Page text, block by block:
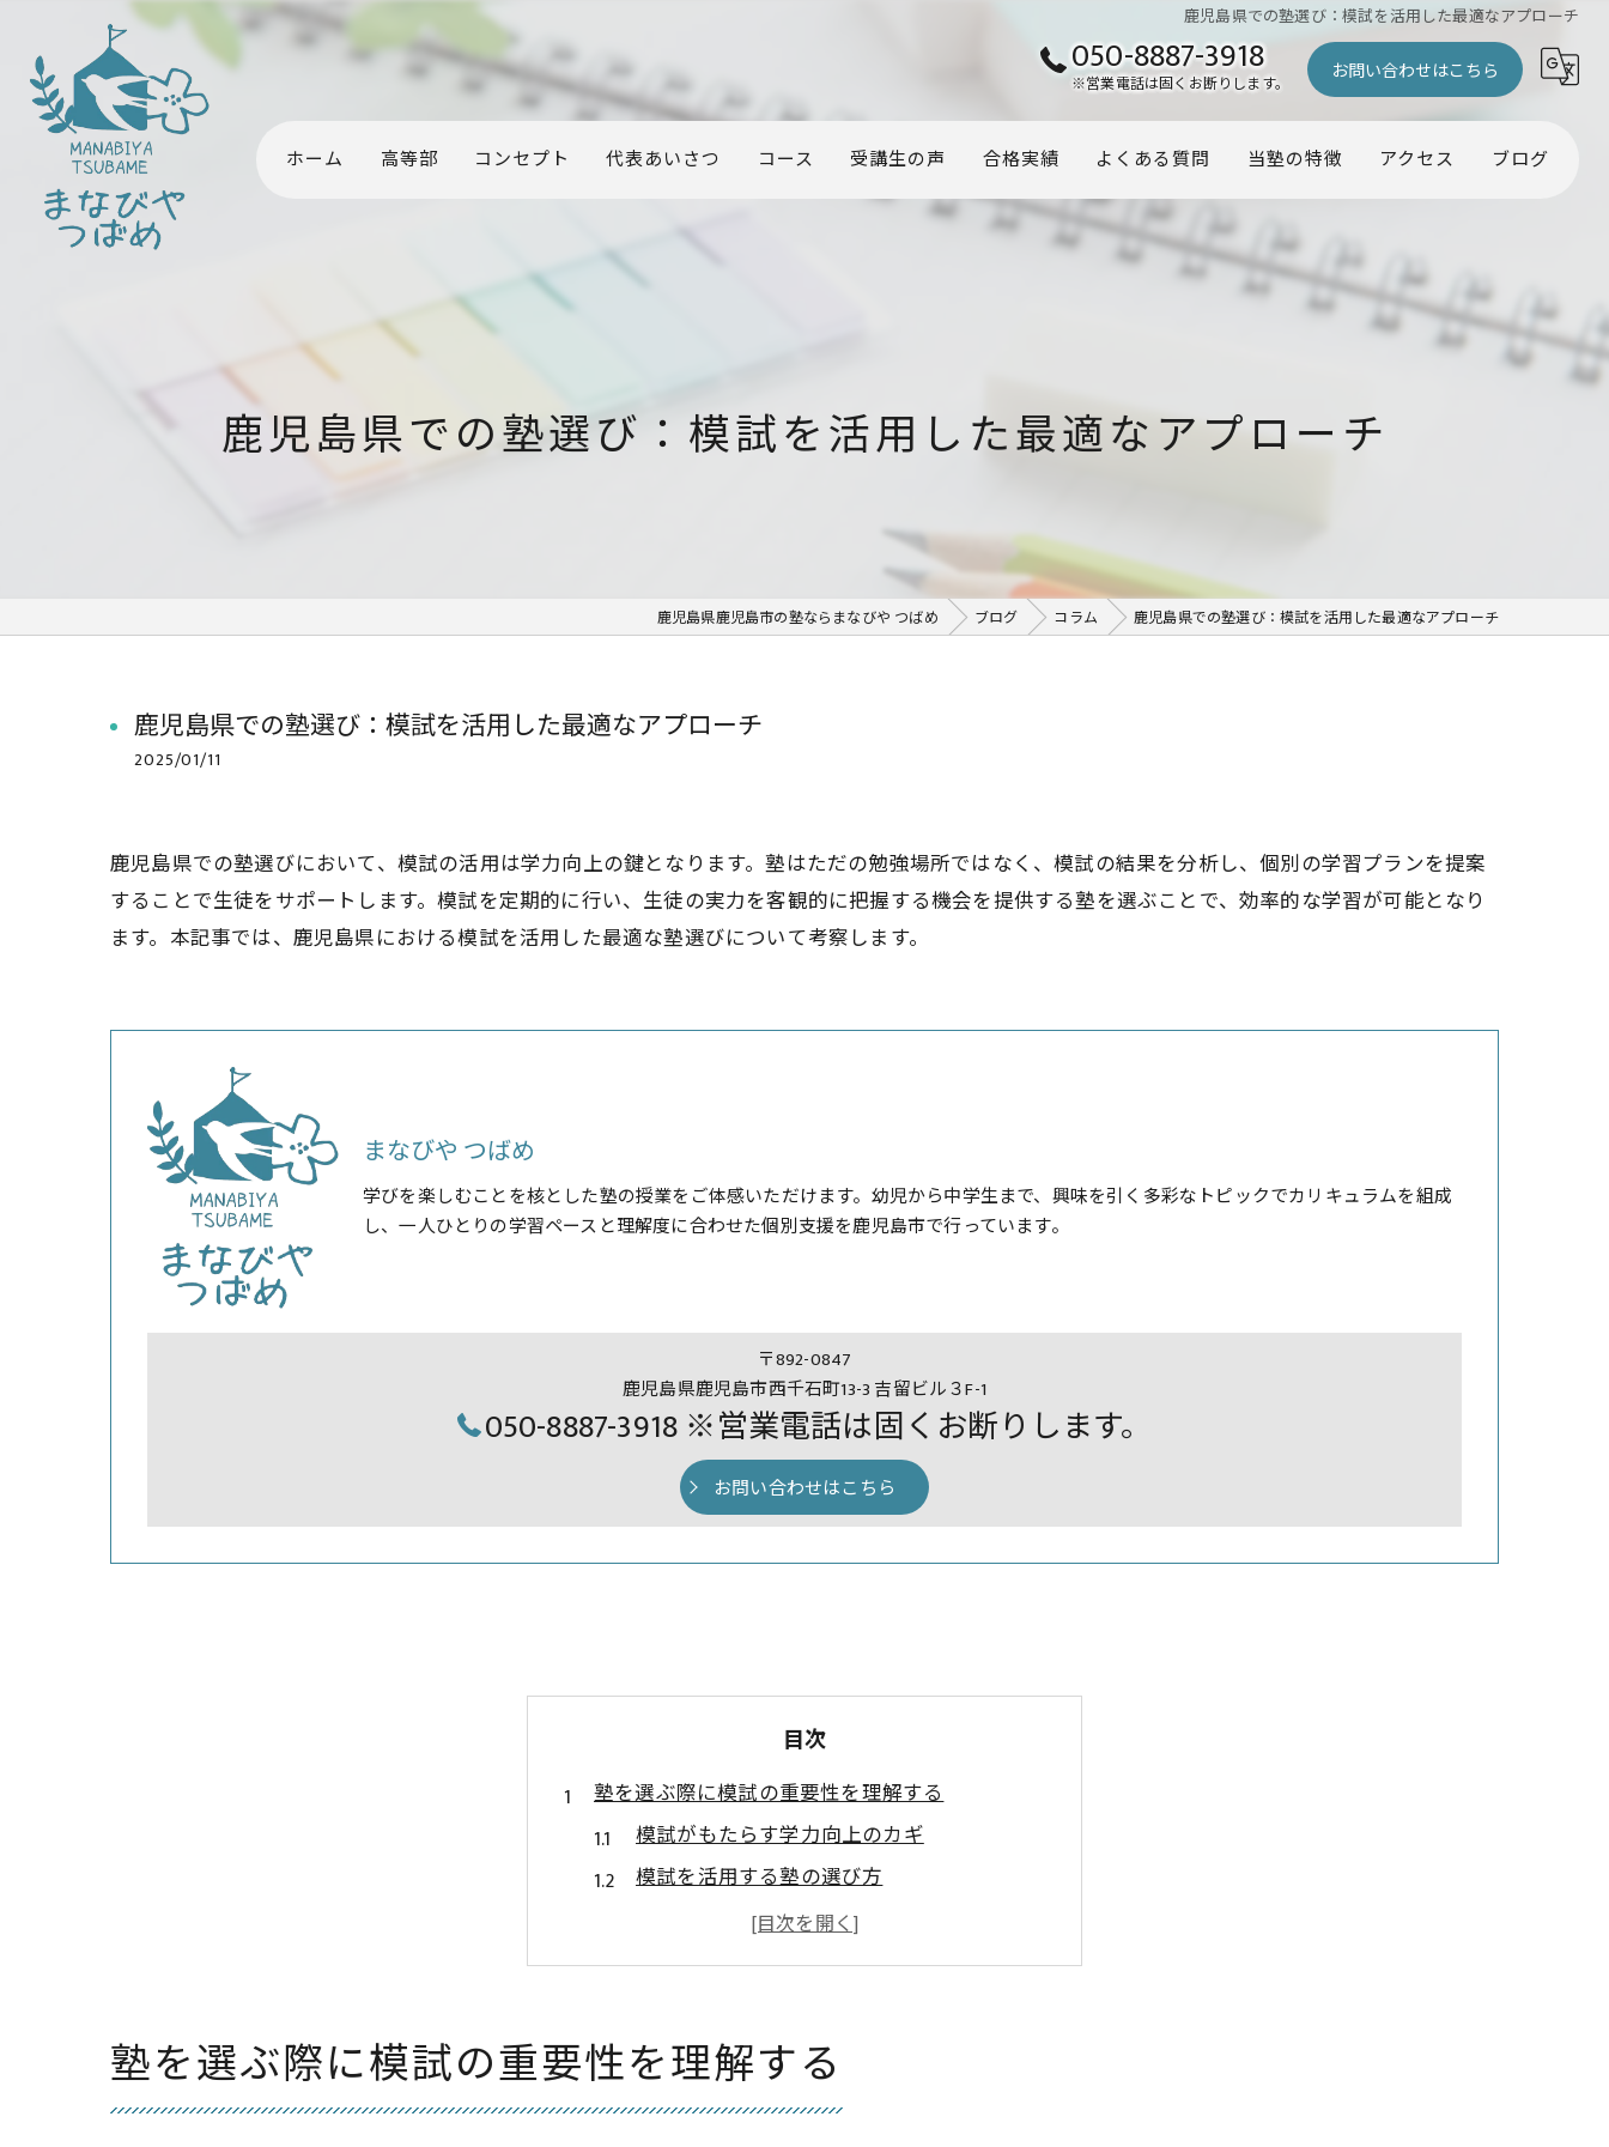
鹿児島県での塾選び：模試を活用した最適なアプローチ
050-8887-3918
※営業電話は固くお断りします。 お問い合わせはこちら
ホーム 高等部 コンセプト 代表あいさつ コース 受講生の声 合格実績 よくある質問 当塾の特徴
幼児
小学生
アクセス ブログ
鹿児島県での塾選び：模試を活用した最適なアプローチ
鹿児島県鹿児島市の塾ならまなびや つばめ ブログ コラム 鹿児島県での塾選び：模試を活用した最適なアプローチ
鹿児島県での塾選び：模試を活用した最適なアプローチ
2025/01/11
鹿児島県での塾選びにおいて、模試の活用は学力向上の鍵となります。塾はただの勉強場所ではなく、模試の結果を分析し、個別の学習プランを提案
することで生徒をサポートします。模試を定期的に行い、生徒の実力を客観的に把握する機会を提供する塾を選ぶことで、効率的な学習が可能となり
ます。本記事では、鹿児島県における模試を活用した最適な塾選びについて考察します。
まなびや つばめ
学びを楽しむことを核とした塾の授業をご体感いただけます。幼児から中学生まで、興味を引く多彩なトピックでカリキュラムを組成
し、一人ひとりの学習ペースと理解度に合わせた個別支援を鹿児島市で行っています。
〒892-0847
鹿児島県鹿児島市西千石町13-3 吉留ビル３F-1
050-8887-3918 ※営業電話は固くお断りします。
お問い合わせはこちら
目次
塾を選ぶ際に模試の重要性を理解する
模試がもたらす学力向上のカギ
模試を活用する塾の選び方
模試の結果から見える生徒の可能性
模試と日々の学習計画の連携法
塾選びで迷わない模試の重要性
鹿児島県の塾で模試を活用した学習戦略
塾を選ぶ際に模試の重要性を理解する